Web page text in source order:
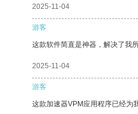
2025-11-04
游客
这款软件简直是神器，解决了我所
2025-11-04
游客
这款加速器VPM应用程序已经为